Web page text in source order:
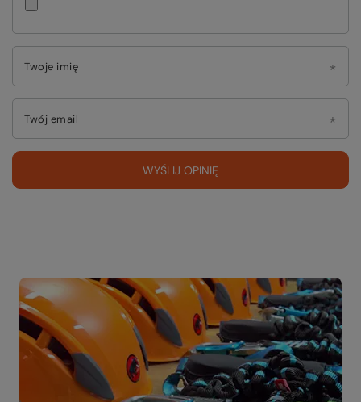
Twoje imię
Twój email
WYŚLIJ OPINIĘ